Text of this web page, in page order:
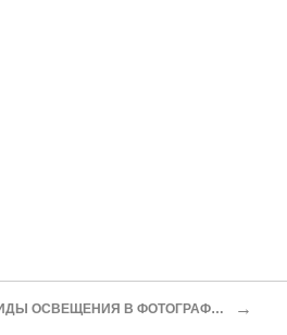
ВИДЫ ОСВЕЩЕНИЯ В ФОТОГРАФИИ →